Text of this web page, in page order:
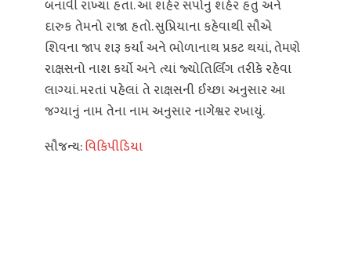
બનાવી રાખ્યા હતા. આ શહેર સર્પોનું શહેર હતું અને
દારુક તેમનો રાજા હતો. સુપ્રિયાના કહેવાથી સૌએ
શિવના જાપ શરૂ કર્યાં અને ભોળાનાથ પ્રકટ થયાં, તેમણે
રાક્ષસનો નાશ કર્યો અને ત્યાં જ્યોતિર્લિંગ તરીકે રહેવા
લાગ્યાં. મરતાં પહેલાં તે રાક્ષસની ઈચ્છા અનુસાર આ
જગ્યાનું નામ તેના નામ અનુસાર નાગેશ્વર રખાયું.
સૌજન્ય:વિકિપીડિયા